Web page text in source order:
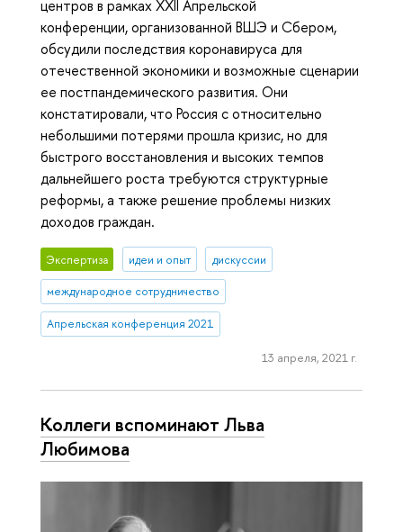
центров в рамках XXII Апрельской
конференции, организованной ВШЭ и Сбером,
обсудили последствия коронавируса для
отечественной экономики и возможные сценарии
ее постпандемического развития. Они
констатировали, что Россия с относительно
небольшими потерями прошла кризис, но для
быстрого восстановления и высоких темпов
дальнейшего роста требуются структурные
реформы, а также решение проблемы низких
доходов граждан.
Экспертиза идеи и опыт дискуссии
международное сотрудничество
Апрельская конференция 2021
13 апреля, 2021 г.
Коллеги вспоминают Льва
Любимова